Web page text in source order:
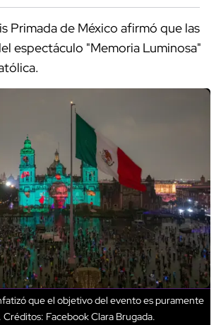
Primada de México afirmó que las
espectáculo "Memoria Luminosa"
que el objetivo del evento es puramente
Créditos: Facebook Clara Brugada.